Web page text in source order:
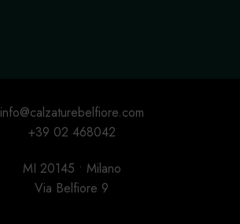
info@calzaturebelfiore.com
+39 02 468042
MI 20145 • Milano
Via Belfiore 9